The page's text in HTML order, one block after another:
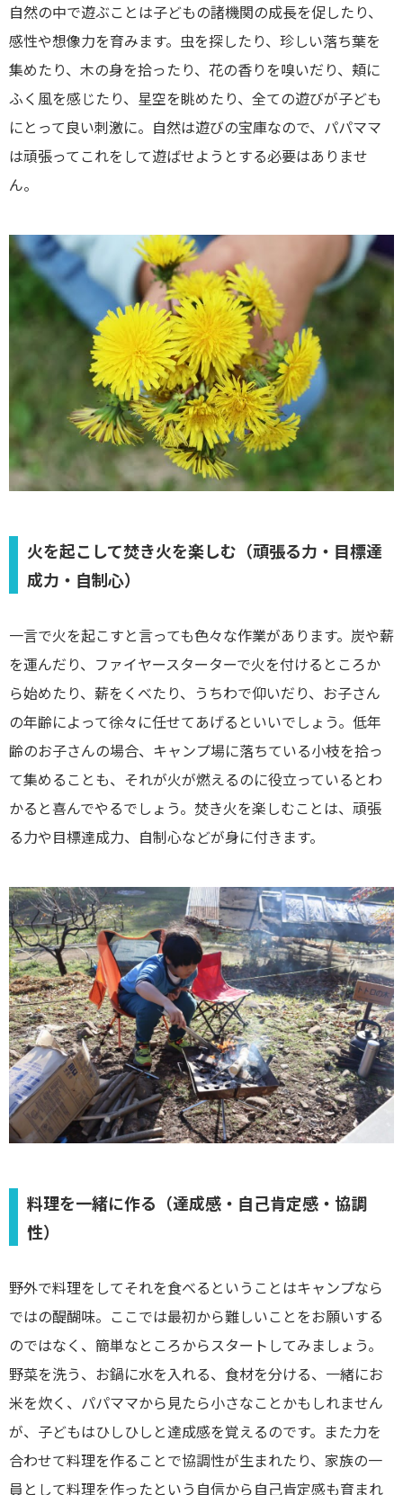
自然の中で遊ぶことは子どもの諸機関の成長を促したり、
感性や想像力を育みます。虫を探したり、珍しい落ち葉を
集めたり、木の身を拾ったり、花の香りを嗅いだり、頬に
ふく風を感じたり、星空を眺めたり、全ての遊びが子ども
にとって良い刺激に。自然は遊びの宝庫なので、パパママ
は頑張ってこれをして遊ばせようとする必要はありませ
ん。
火を起こして焚き火を楽しむ（頑張る力・目標達
成力・自制心）
一言で火を起こすと言っても色々な作業があります。炭や薪
を運んだり、ファイヤースターターで火を付けるところか
ら始めたり、薪をくべたり、うちわで仰いだり、お子さん
の年齢によって徐々に任せてあげるといいでしょう。低年
齢のお子さんの場合、キャンプ場に落ちている小枝を拾っ
て集めることも、それが火が燃えるのに役立っているとわ
かると喜んでやるでしょう。焚き火を楽しむことは、頑張
る力や目標達成力、自制心などが身に付きます。
料理を一緒に作る（達成感・自己肯定感・協調
性）
野外で料理をしてそれを食べるということはキャンプなら
ではの醍醐味。ここでは最初から難しいことをお願いする
のではなく、簡単なところからスタートしてみましょう。
野菜を洗う、お鍋に水を入れる、食材を分ける、一緒にお
米を炊く、パパママから見たら小さなことかもしれません
が、子どもはひしひしと達成感を覚えるのです。また力を
合わせて料理を作ることで協調性が生まれたり、家族の一
員として料理を作ったという自信から自己肯定感も育まれ